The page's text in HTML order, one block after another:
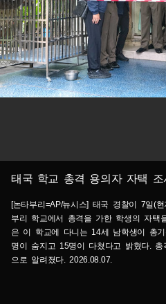
태국 학교 총격 용의자 자택 조
[논타부리=AP/뉴시스] 태국 경찰이 7일(
부리 학교에서 총격을 가한 학생의 자택
은 이 학교에 다니는 14세 남학생이 총
명이 숨지고 15명이 다쳤다고 밝혔다.
으로 알려졌다. 2026.08.07.